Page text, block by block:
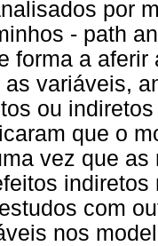
por
- path
forma a
variáveis,
ou
que o
vez que
com
nos